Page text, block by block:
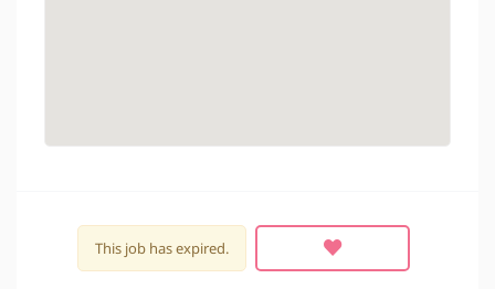
This job has expired.